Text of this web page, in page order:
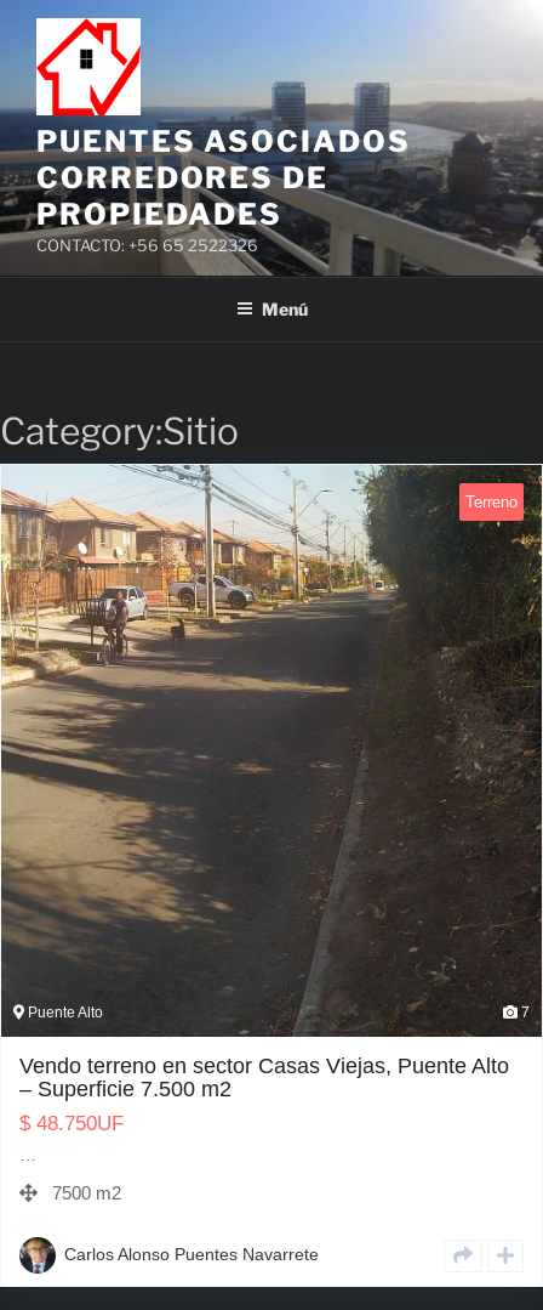
PUENTES ASOCIADOS
CORREDORES DE
PROPIEDADES
CONTACTO: +56 65 2522326
Menú
Category:Sitio
Terreno
Puente Alto 7
Vendo terreno en sector Casas Viejas, Puente Alto
– Superficie 7.500 m2
$ 48.750UF
7500 m2
Carlos Alonso Puentes Navarrete